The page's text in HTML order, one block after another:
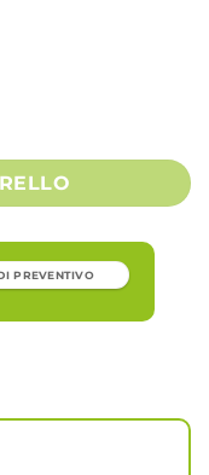
PREVENTIVO